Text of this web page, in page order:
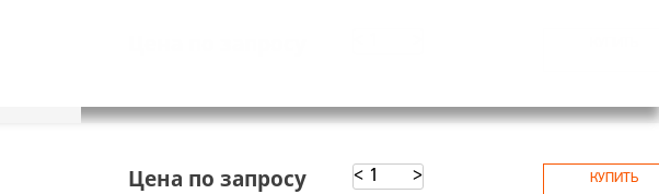
Цена по запросу < > КУПИТЬ